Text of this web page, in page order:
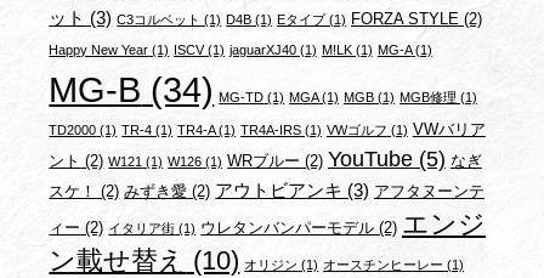
ット (3) C3コルベット (1) D4B (1) Eタイプ(1) FORZA STYLE(2)
Happy New Year (1) ISCV(1) jaguarXJ40(1) M!LK(1) MG-A(1)
MG-B (34) MG-TD (1) MGA(1) MGB (1) MGB修理 (1)
TD2000 (1) TR-4 (1) TR4-A(1) TR4A-IRS(1) VWゴルフ (1) VWバリア
ント (2) W121 (1) W126 (1) WRブルー (2) YouTube(5) なぎ
スケ！ (2) みずき愛 (2) アウトビアンキ (3) アフタヌーンテ
ィー (2) イタリア街 (1) ウレタンバンパーモデル (2) エンジ
ン載せ替え (10) オリジン (1) オースチンヒーレー (1)